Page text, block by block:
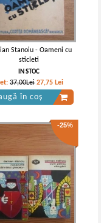
Stanoiu - Oameni cu
sticleti
IN STOC
37,00Lei 27,75 Lei
în coș
-25%